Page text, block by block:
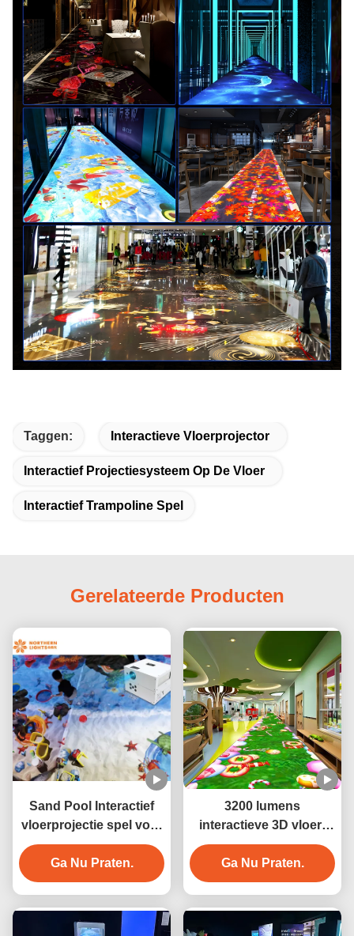
Taggen: Interactieve Vloerprojector
Interactief Projectiesysteem Op De Vloer
Interactief Trampoline Spel
Gerelateerde Producten
Sand Pool Interactief
vloerprojectie spel voor
pretpark
Ga Nu Praten.
3200 lumens
interactieve 3D vloer-
immersive projector
voor hoteldecoratie
Ga Nu Praten.